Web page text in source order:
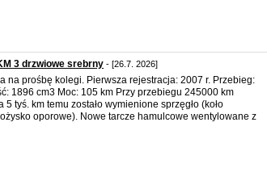
3 drzwiowe srebrny - [26.7. 2026]
na prośbę kolegi. Pierwsza rejestracja: 2007 r. Przebieg:
1896 cm3 Moc: 105 km Przy przebiegu 245000 km
tyś. km temu zostało wymienione sprzęgło (koło
oporowe). Nowe tarcze hamulcowe wentylowane z